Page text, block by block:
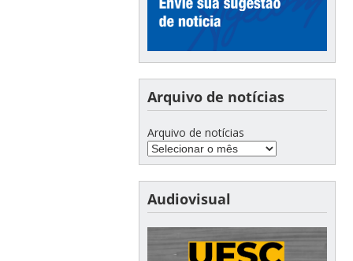
Arquivo de notícias
Arquivo de notícias
Audiovisual